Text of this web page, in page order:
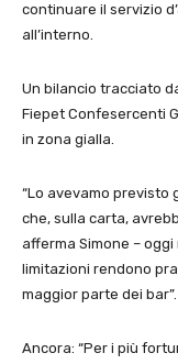
continuare il servizio
all’interno.
Un bilancio tracciato
Fiepet Confesercenti
in zona gialla.
“Lo avevamo
che, sulla carta,
afferma Simone –
limitazioni rendono
maggior parte dei bar”.
Ancora: “Per i più